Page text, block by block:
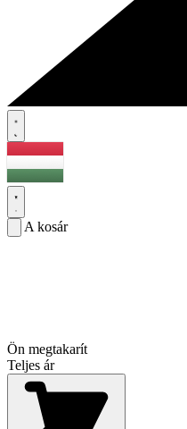
A kosár
Ön megtakarít
Teljes ár